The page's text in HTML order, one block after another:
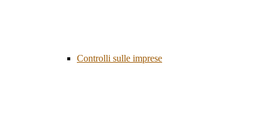
Controlli sulle imprese